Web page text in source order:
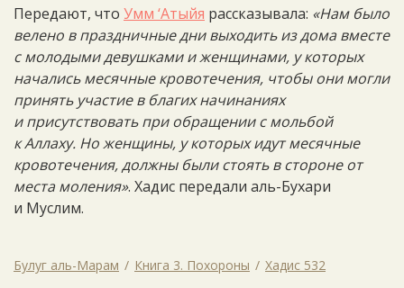
Передают, что Умм ‘Атыйя рассказывала: «Нам было
велено в праздничные дни выходить из дома вместе
с молодыми девушками и женщинами, у которых
начались месячные кровотечения, чтобы они могли
принять участие в благих начинаниях
и присутствовать при обращении с мольбой
к Аллаху. Но женщины, у которых идут месячные
кровотечения, должны были стоять в стороне от
места моления». Хадис передали аль-Бухари
и Муслим.
Булуг аль-Марам Книга 3. Похороны Хадис 532